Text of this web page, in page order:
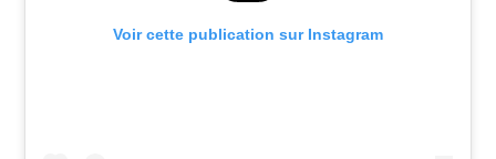
Voir cette publication sur Instagram